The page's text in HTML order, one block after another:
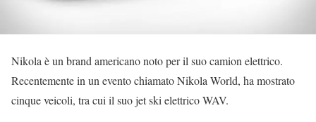
Nikola è un brand americano noto per il suo camion elettrico.
Recentemente in un evento chiamato Nikola World, ha mostrato
cinque veicoli, tra cui il suo jet ski elettrico WAV.